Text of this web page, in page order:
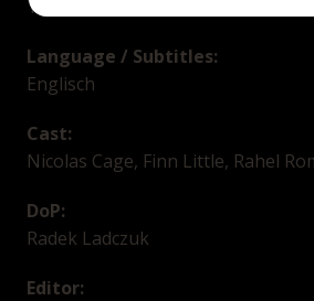
Thomas Martin
Language / Subtitles:
Englisch
Cast:
Nicolas Cage, Finn Little, Rahel
DoP:
Radek Ladczuk
Editor: